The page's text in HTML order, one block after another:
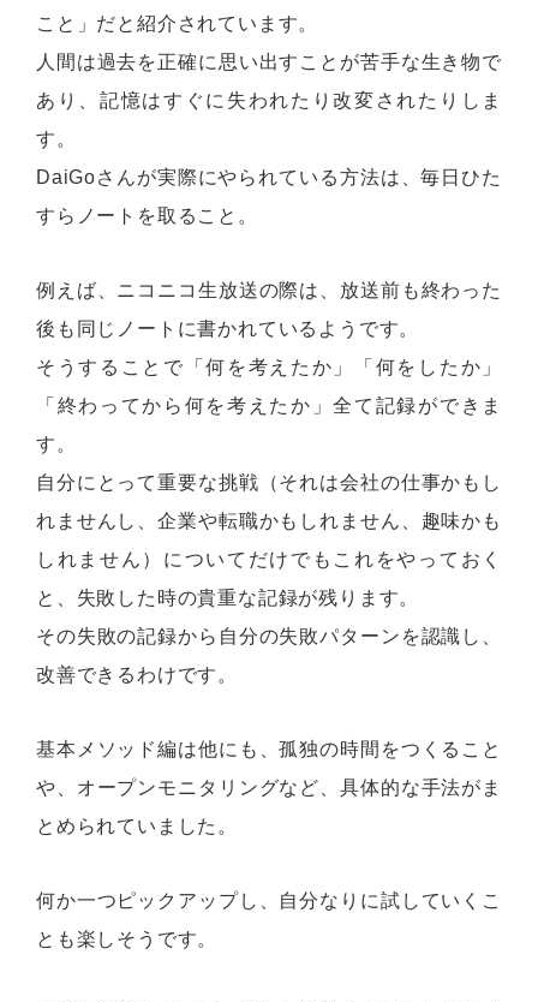
こと」だと紹介されています。
人間は過去を正確に思い出すことが苦手な生き物で
あり、記憶はすぐに失われたり改変されたりしま
す。
DaiGoさんが実際にやられている方法は、毎日ひた
すらノートを取ること。
例えば、ニコニコ生放送の際は、放送前も終わった
後も同じノートに書かれているようです。
そうすることで「何を考えたか」「何をしたか」
「終わってから何を考えたか」全て記録ができま
す。
自分にとって重要な挑戦（それは会社の仕事かもし
れませんし、企業や転職かもしれません、趣味かも
しれません）についてだけでもこれをやっておく
と、失敗した時の貴重な記録が残ります。
その失敗の記録から自分の失敗パターンを認識し、
改善できるわけです。
基本メソッド編は他にも、孤独の時間をつくること
や、オープンモニタリングなど、具体的な手法がま
とめられていました。
何か一つピックアップし、自分なりに試していくこ
とも楽しそうです。